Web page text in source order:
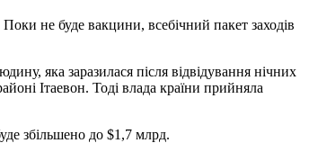
не буде вакцини, всебічний пакет заходів
яка заразилася після відвідування нічних
Ітаевон. Тоді влада країни прийняла
збільшено до $1,7 млрд.